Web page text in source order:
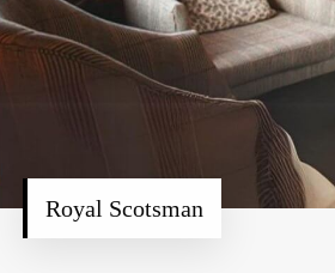
Royal Scotsman